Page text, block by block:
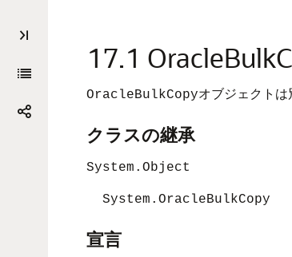
17.1
OracleBulkCopyオブジェクト
クラスの継承
System.Object
System.OracleBulkCopy
宣言